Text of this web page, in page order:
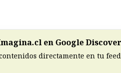
en Google Discover
directamente en tu